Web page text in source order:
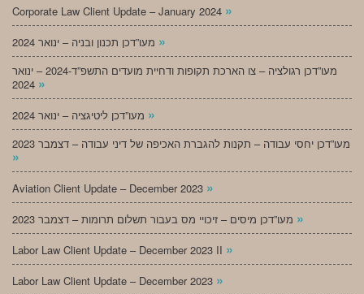
Corporate Law Client Update – January 2024 »
»
מעו”דכן רגולציה – צו הארכת תקופות ודחיית מועדים התשפ”ד-2024 – ינואר
»
»
מעו”דכן יחסי עבודה – תקנות להגברת האכיפה של דיני עבודה – דצמבר 2023
»
Aviation Client Update – December 2023 »
»
Labor Law Client Update – December 2023 II »
Labor Law Client Update – December 2023 »